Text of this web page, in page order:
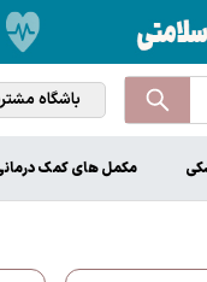
باشگاه
مکمل های کمک